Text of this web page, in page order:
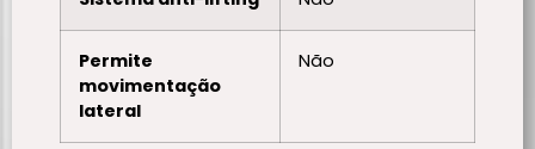
Permite
movimentação
lateral
Não